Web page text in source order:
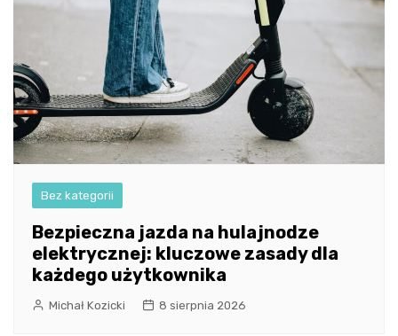
Bez kategorii
Bezpieczna jazda na hulajnodze
elektrycznej: kluczowe zasady dla
każdego użytkownika
Michał Kozicki 8 sierpnia 2026